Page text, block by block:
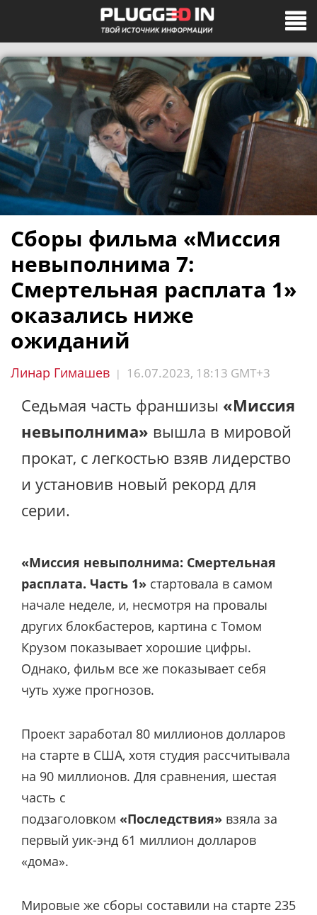
Сборы фильма «Миссия
невыполнима 7:
Смертельная расплата 1»
оказались ниже
ожиданий
Линар Гимашев | 16.07.2023, 18:13 GMT+3
Седьмая часть франшизы «Миссия
невыполнима» вышла в мировой
прокат, с легкостью взяв лидерство
и установив новый рекорд для
серии.
«Миссия невыполнима: Смертельная
расплата. Часть 1» стартовала в самом
начале неделе, и, несмотря на провалы
других блокбастеров, картина с Томом
Крузом показывает хорошие цифры.
Однако, фильм все же показывает себя
чуть хуже прогнозов.
Проект заработал 80 миллионов долларов
на старте в США, хотя студия рассчитывала
на 90 миллионов. Для сравнения, шестая
часть с
подзаголовком «Последствия» взяла за
первый уик-энд 61 миллион долларов
«дома».
Мировые же сборы составили на старте 235